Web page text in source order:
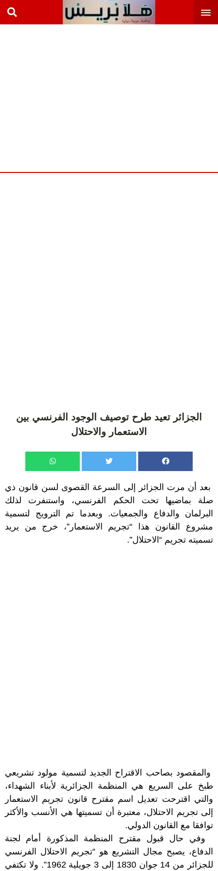
الجزائر تعيد طرح توصيف الوجود الفرنسي بين
الاستعمار والاحتلال
بعد أن مرت الجزائر إلى السرعة القصوى لسن قانون ذي
صلة بماضيها تحت الحكم الفرنسي، واستنفرت لذلك
البرلمان والدفاع والجمعيات. وبعدما تم الترويج لتسمية
مشروع القانون هذا “تجريم الاستعمار”، خرج من يريد
تسميته تجريم “الاحتلال”.
والمقصود بصاحب الاقتراح الجديد لتسمية مولود تشريعي
طبخ على السريع هي المنظمة الجزائرية لأبناء الشهداء،
والتي اقترحت تعديل اسم مقترح قانون تجريم الاستعمار
إلى تجريم الاحتلال، معتبرة أن تسميتها هي الأنسب والأكثر
توافقا مع القانون الدولي.
وفي حال قبول مقترح المنظمة المذكورة أمام لجنة
الدفاع، يصبح مجال التشريع هو “تجريم الاحتلال الفرنسي
للجزائر من 14 جوان 1830 إلى 3 جويلية 1962”. ولا تكتفي